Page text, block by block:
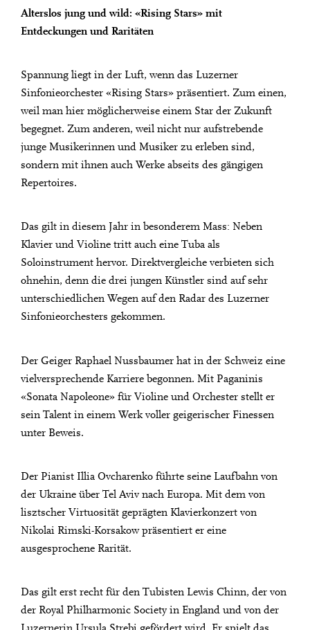
RISING STARS 2026
Vergangen
Alterslos jung und wild: «Rising Stars» mit
Entdeckungen und Raritäten
Spannung liegt in der Luft, wenn das Luzerner
Sinfonieorchester «Rising Stars» präsentiert. Zum einen,
weil man hier möglicherweise einem Star der Zukunft
begegnet. Zum anderen, weil nicht nur aufstrebende
junge Musikerinnen und Musiker zu erleben sind,
sondern mit ihnen auch Werke abseits des gängigen
Repertoires.
Das gilt in diesem Jahr in besonderem Mass: Neben
Klavier und Violine tritt auch eine Tuba als
Soloinstrument hervor. Direktvergleiche verbieten sich
ohnehin, denn die drei jungen Künstler sind auf sehr
unterschiedlichen Wegen auf den Radar des Luzerner
Sinfonieorchesters gekommen.
Der Geiger Raphael Nussbaumer hat in der Schweiz eine
vielversprechende Karriere begonnen. Mit Paganinis
«Sonata Napoleone» für Violine und Orchester stellt er
sein Talent in einem Werk voller geigerischer Finessen
unter Beweis.
Der Pianist Illia Ovcharenko führte seine Laufbahn von
der Ukraine über Tel Aviv nach Europa. Mit dem von
lisztscher Virtuosität geprägten Klavierkonzert von
Nikolai Rimski-Korsakow präsentiert er eine
ausgesprochene Rarität.
Das gilt erst recht für den Tubisten Lewis Chinn, der von
der Royal Philharmonic Society in England und von der